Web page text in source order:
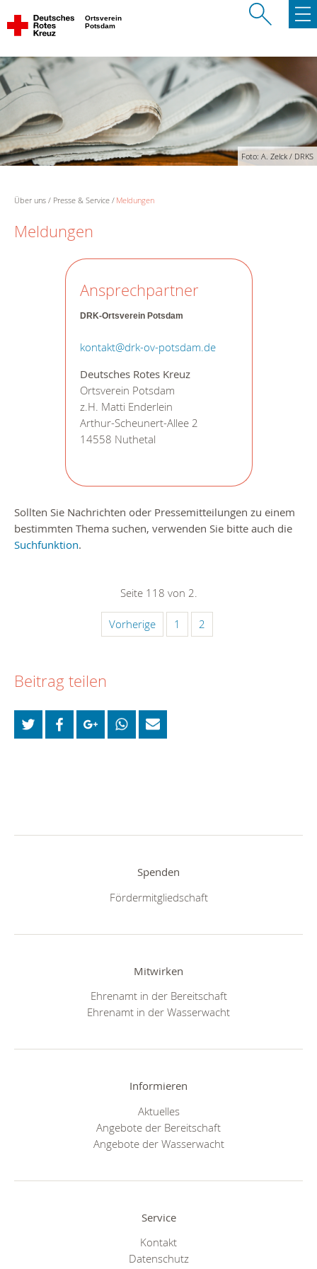
Ortsverein
Potsdam
Foto: A. Zelck / DRKS
Über uns Presse & Service Meldungen
Meldungen
Ansprechpartner
DRK-Ortsverein Potsdam
kontakt@drk-ov-potsdam.de
Deutsches Rotes Kreuz
Ortsverein Potsdam
z.H. Matti Enderlein
Arthur-Scheunert-Allee 2
14558 Nuthetal
Sollten Sie Nachrichten oder Pressemitteilungen zu einem
bestimmten Thema suchen, verwenden Sie bitte auch die
Suchfunktion.
Seite 118 von 2.
Vorherige 1 2
Beitrag teilen
Spenden
Fördermitgliedschaft
Mitwirken
Ehrenamt in der Bereitschaft
Ehrenamt in der Wasserwacht
Informieren
Aktuelles
Angebote der Bereitschaft
Angebote der Wasserwacht
Service
Kontakt
Datenschutz